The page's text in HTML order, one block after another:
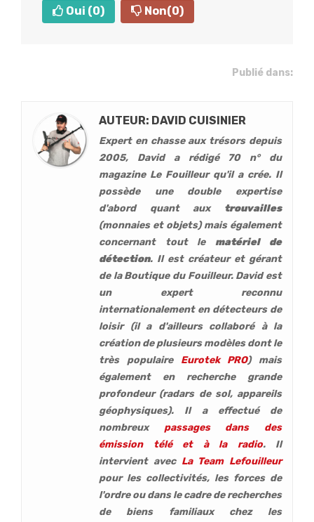
Oui (0) Non(0)
Publié dans:
AUTEUR: DAVID CUISINIER
Expert en chasse aux trésors depuis
2005, David a rédigé 70 n° du
magazine Le Fouilleur qu'il a crée. Il
possède une double expertise
d'abord quant aux trouvailles
(monnaies et objets) mais également
concernant tout le matériel de
détection. Il est créateur et gérant
de la Boutique du Fouilleur. David est
un expert reconnu
internationalement en détecteurs de
loisir (il a d'ailleurs collaboré à la
création de plusieurs modèles dont le
très populaire Eurotek PRO) mais
également en recherche grande
profondeur (radars de sol, appareils
géophysiques). Il a effectué de
nombreux passages dans des
émission télé et à la radio. Il
intervient avec La Team Lefouilleur
pour les collectivités, les forces de
l'ordre ou dans le cadre de recherches
de biens familiaux chez les